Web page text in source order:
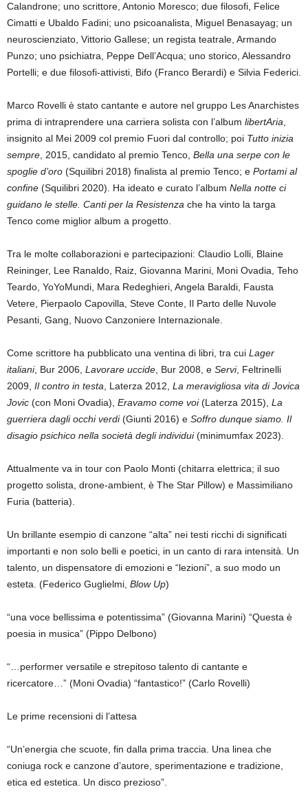
Calandrone; uno scrittore, Antonio Moresco; due filosofi, Felice
Cimatti e Ubaldo Fadini; uno psicoanalista, Miguel Benasayag; un
neuroscienziato, Vittorio Gallese; un regista teatrale, Armando
Punzo; uno psichiatra, Peppe Dell’Acqua; uno storico, Alessandro
Portelli; e due filosofi-attivisti, Bifo (Franco Berardi) e Silvia Federici.
Marco Rovelli è stato cantante e autore nel gruppo Les Anarchistes
prima di intraprendere una carriera solista con l’album libertAria
insignito al Mei 2009 col premio Fuori dal controllo; poi Tutto inizia
sempre , 2015, candidato al premio Tenco, Bella una serpe con le
spoglie d’oro (Squilibri 2018) finalista al premio Tenco; e Portami al
confine (Squilibri 2020). Ha ideato e curato l’album Nella notte ci
guidano le stelle. Canti per la Resistenza che ha vinto la targa
Tenco come miglior album a progetto.
Tra le molte collaborazioni e partecipazioni: Claudio Lolli, Blaine
Reininger, Lee Ranaldo, Raiz, Giovanna Marini, Moni Ovadia, Teho
Teardo, YoYoMundi, Mara Redeghieri, Angela Baraldi, Fausta
Vetere, Pierpaolo Capovilla, Steve Conte, Il Parto delle Nuvole
Pesanti, Gang, Nuovo Canzoniere Internazionale.
Come scrittore ha pubblicato una ventina di libri, tra cui Lager
italiani, Bur 2006, Lavorare uccide , Bur 2008, e Servi, Feltrinelli
2009, Il contro in testa , Laterza 2012, La meravigliosa vita di Jovica
Jovic (con Moni Ovadia), Eravamo come voi(Laterza 2015), La
guerriera dagli occhi verdi(Giunti 2016) e Soffro dunque siamo. Il
disagio psichico nella società degli individui(minimumfax 2023).
Attualmente va in tour con Paolo Monti (chitarra elettrica; il suo
progetto solista, drone-ambient, è The Star Pillow) e Massimiliano
Furia (batteria).
Un brillante esempio di canzone “alta” nei testi ricchi di significati
importanti e non solo belli e poetici, in un canto di rara intensità. Un
talento, un dispensatore di emozioni e “lezioni”, a suo modo un
esteta. (Federico Guglielmi, Blow Up)
“una voce bellissima e potentissima” (Giovanna Marini) “Questa è
poesia in musica” (Pippo Delbono)
“…performer versatile e strepitoso talento di cantante e
ricercatore…” (Moni Ovadia) “fantastico!” (Carlo Rovelli)
Le prime recensioni di l’attesa
“Un’energia che scuote, fin dalla prima traccia. Una linea che
coniuga rock e canzone d’autore, sperimentazione e tradizione,
etica ed estetica. Un disco prezioso”.